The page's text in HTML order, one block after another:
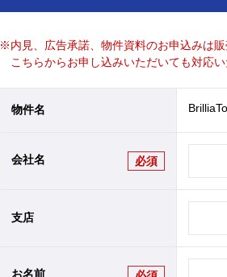
※内見、広告承諾、物件資料のお申込みは
こちらからお申し込みいただいても対応い
物件名
会社名 必須
支店
お名前